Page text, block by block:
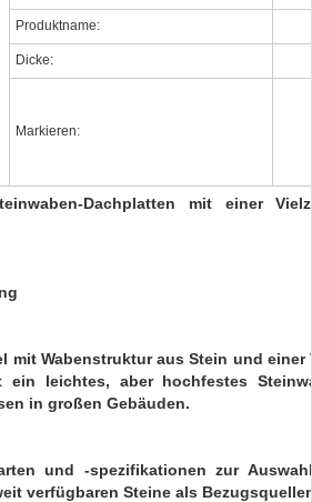
Produktname:
Dicke:
Markieren:
Dachplatten mit einer
mit Wabenstruktur aus Stein und
ein leichtes, aber hochfestes
in großen Gebäuden.
und -spezifikationen zur
verfügbaren Steine ​​als